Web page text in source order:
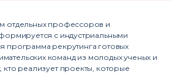
отдельных профессоров и
с индустриальными
программа рекрутинга готовых
команд из молодых ученых и
реализует проекты, которые